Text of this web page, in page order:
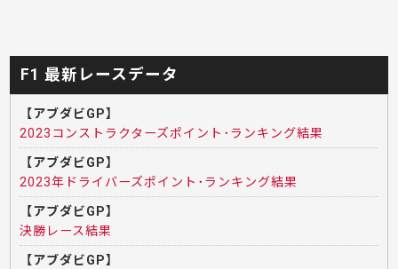
F1 最新レースデータ
【アブダビGP】
2023コンストラクターズポイント･ランキング結果
【アブダビGP】
2023年ドライバーズポイント･ランキング結果
【アブダビGP】
決勝レース結果
【アブダビGP】